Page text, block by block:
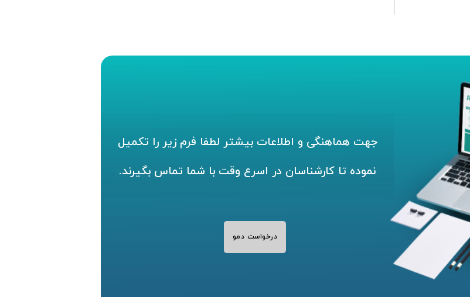
جهت هماهنگی و اطلاعات بیشتر لطفا فرم زیر را تکمیل
نموده تا کارشناسان در اسرع وقت با شما تماس بگیرند.
درخواست دمو